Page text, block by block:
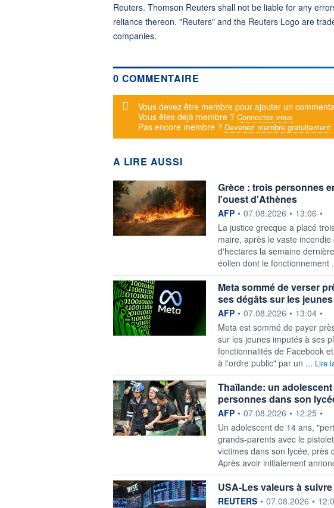
Reuters. Thomson Reuters shall not be liable for any
reliance thereon. "Reuters" and the Reuters Logo are
companies.
0 COMMENTAIRE
Message d'alerte
Vous devez être membre pour ajouter un
Vous êtes déjà membre ? Connectez-vous
Pas encore membre ? Devenez membre gratuitement
A LIRE AUSSI
Grèce : trois personnes
l'ouest d'Athènes
information fournie par
AFP • 07.08.2026 • 13:06 •
La justice grecque a placé
maire, après le vaste
d'hectares la semaine
éolien dont le fonctionnement
Meta sommé de verser
ses dégâts sur les jeunes
information fournie par
AFP • 07.08.2026 • 13:04 •
Meta est sommé de payer
sur les jeunes imputés à ses
fonctionnalités de Facebook
à l'ordre public" par un ... Lire
Thaïlande: un
personnes dans son
information fournie par
AFP • 07.08.2026 • 12:25 •
Un adolescent de 14 ans,
grands-parents avec le
victimes dans son lycée, près
Après avoir initialement
USA-Les valeurs à
information fournie par
REUTERS • 07.08.2026 •